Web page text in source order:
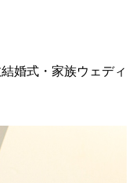
婚式・家族ウェディ